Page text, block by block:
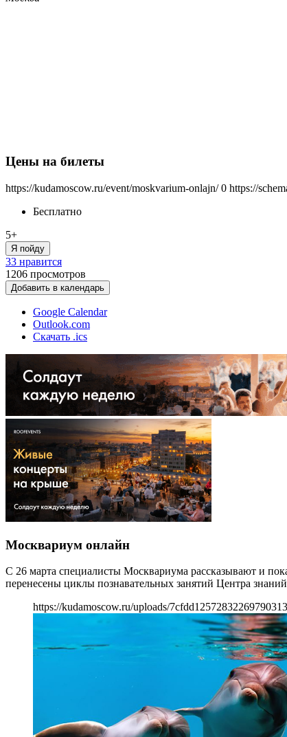
Цены на билеты
https://kudamoscow.ru/event/moskvarium-onlajn/ 0 https://
Бесплатно
5+
Я пойду
33 нравится
1206 просмотров
Добавить в календарь
Google Calendar
Outlook.com
Скачать .ics
Москвариум онлайн
С 26 марта специалисты Москвариума рассказывают и
перенесены циклы познавательных занятий Центра
https://kudamoscow.ru/uploads/